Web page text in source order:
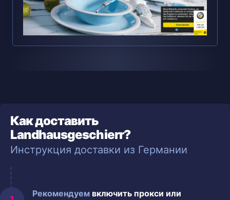
Как доставить
Landhausgeschierr?
Инструкция доставки из Германии
Рекомендуем включить прокси или